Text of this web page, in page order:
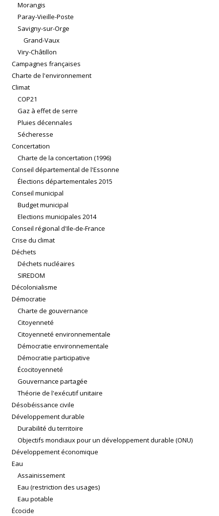
Morangis
Paray-Vieille-Poste
Savigny-sur-Orge
Grand-Vaux
Viry-Châtillon
Campagnes françaises
Charte de l'environnement
Climat
COP21
Gaz à effet de serre
Pluies décennales
Sécheresse
Concertation
Charte de la concertation (1996)
Conseil départemental de l'Essonne
Élections départementales 2015
Conseil municipal
Budget municipal
Elections municipales 2014
Conseil régional d'Ile-de-France
Crise du climat
Déchets
Déchets nucléaires
SIREDOM
Décolonialisme
Démocratie
Charte de gouvernance
Citoyenneté
Citoyenneté environnementale
Démocratie environnementale
Démocratie participative
Écocitoyenneté
Gouvernance partagée
Théorie de l'exécutif unitaire
Désobéissance civile
Développement durable
Durabilité du territoire
Objectifs mondiaux pour un développement durable (ONU)
Développement économique
Eau
Assainissement
Eau (restriction des usages)
Eau potable
Écocide